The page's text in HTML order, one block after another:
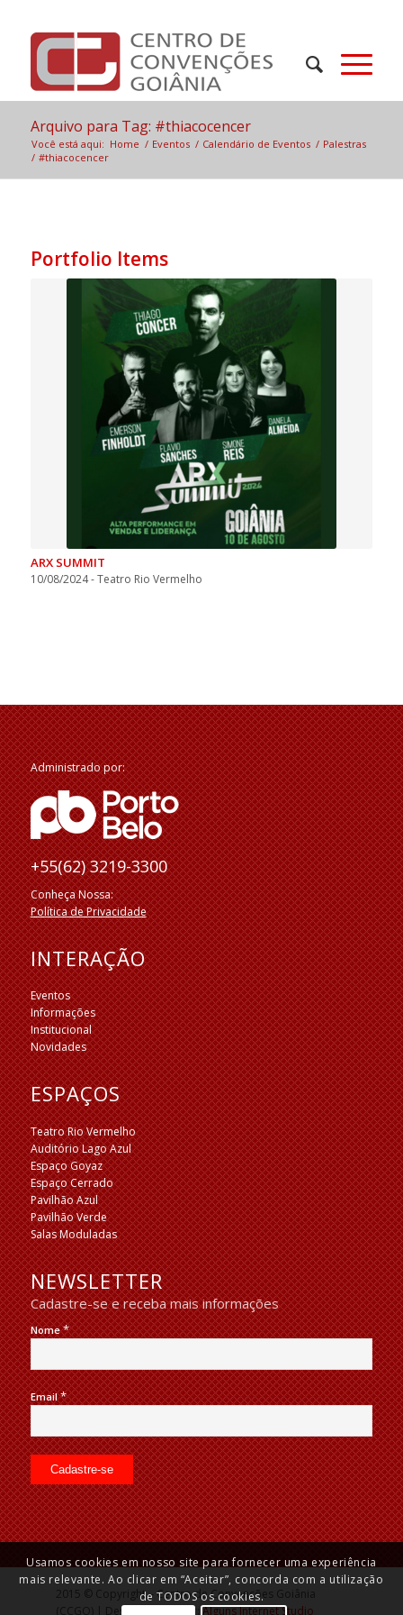
Arquivo para Tag: #thiacocencer
Você está aqui: Home / Eventos / Calendário de Eventos / Palestras
/ #thiacocencer
Portfolio Items
ARX SUMMIT
10/08/2024 - Teatro Rio Vermelho
Administrado por:
+55(62) 3219-3300
Conheça Nossa:
Política de Privacidade
INTERAÇÃO
Eventos
Informações
Institucional
Novidades
ESPAÇOS
Teatro Rio Vermelho
Auditório Lago Azul
Espaço Goyaz
Espaço Cerrado
Pavilhão Azul
Pavilhão Verde
Salas Moduladas
NEWSLETTER
Cadastre-se e receba mais informações
Nome*
Email*
2015 © Copyright – Centro de Convenções Goiânia
(CCGO) | Desenvolvido por:Alguns Internet Studio
Usamos cookies em nosso site para fornecer uma experiência
mais relevante. Ao clicar em “Aceitar”, concorda com a utilização
de TODOS os cookies.